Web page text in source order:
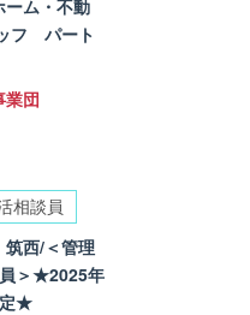
ーム・不動
フ パート
業団
相談員
西/＜管理
＞★2025年
定★